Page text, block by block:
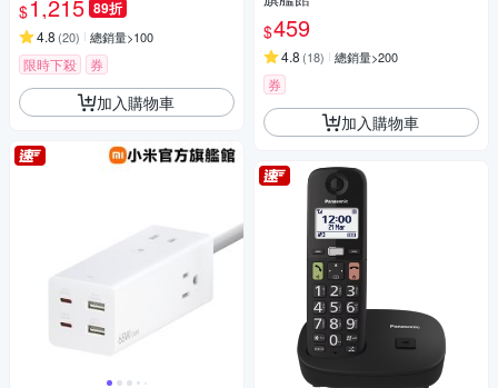
$1,215 89折
4.8 (20) 總銷量>100
限時下殺 券
加入購物車
$459
4.8 (18) 總銷量>200
券
加入購物車